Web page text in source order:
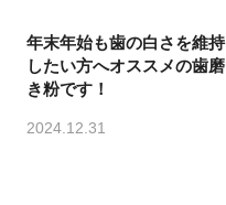
年末年始も歯の白さを維持
したい方へオススメの歯磨
き粉です！
2024.12.31